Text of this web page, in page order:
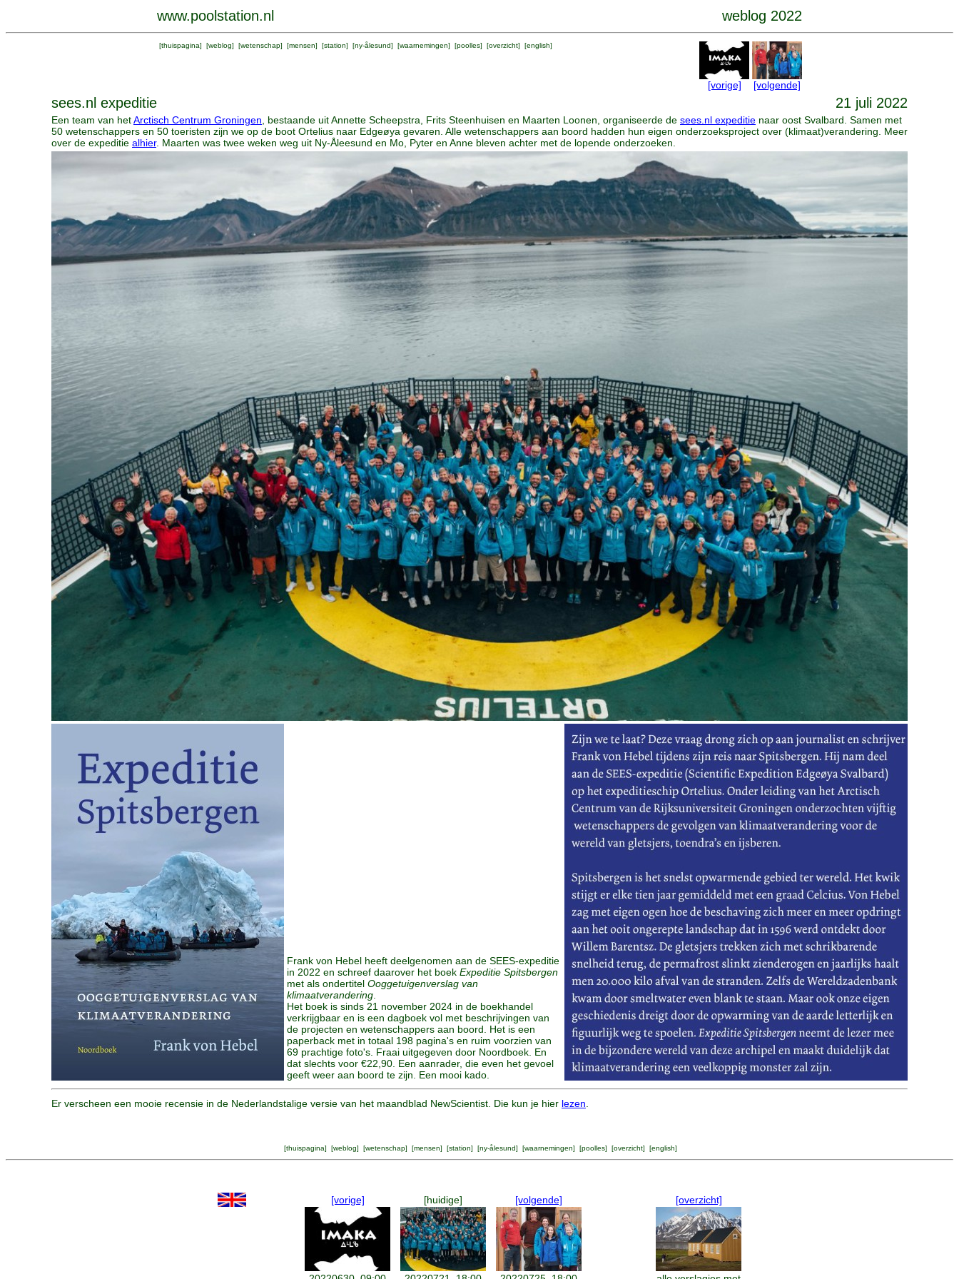
www.poolstation.nl weblog 2022
[thuispagina] [weblog] [wetenschap] [mensen] [station] [ny-ålesund] [waarnemingen] [poolles] [overzicht] [english]
[vorige] [volgende]
sees.nl expeditie 21 juli 2022
Een team van hetArctisch Centrum Groningen , bestaande uit Annette Scheepstra, Frits Steenhuisen en Maarten Loonen, organiseerde de sees.nl expeditie naar oost Svalbard. Samen met
50 wetenschappers en 50 toeristen zijn we op de boot Ortelius naar Edgeøya gevaren. Alle wetenschappers aan boord hadden hun eigen onderzoeksproject over (klimaat)verandering. Meer
over de expeditie alhier. Maarten was twee weken weg uit Ny-Åleesund en Mo, Pyter en Anne bleven achter met de lopende onderzoeken.
Frank von Hebel heeft deelgenomen aan de SEES-expeditie
in 2022 en schreef daarover het boek Expeditie Spitsbergen
met als ondertitel Ooggetuigenverslag van
klimaatverandering
Het boek is sinds 21 november 2024 in de boekhandel
verkrijgbaar en is een dagboek vol met beschrijvingen van
de projecten en wetenschappers aan boord. Het is een
paperback met in totaal 198 pagina's en ruim voorzien van
69 prachtige foto's. Fraai uitgegeven door Noordboek. En
dat slechts voor €22,90. Een aanrader, die even het gevoel
geeft weer aan boord te zijn. Een mooi kado.
Er verscheen een mooie recensie in de Nederlandstalige versie van het maandblad NewScientist. Die kun je hier lezen
[thuispagina] [weblog] [wetenschap] [mensen] [station] [ny-ålesund] [waarnemingen] [poolles] [overzicht] [english]
[vorige] [huidige] [volgende] [overzicht]